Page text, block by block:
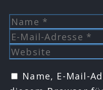
Name
Name, E-Mail-